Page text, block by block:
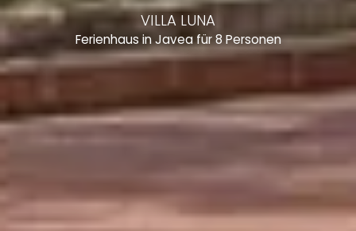
VILLA LUNA
Ferienhaus in Javea für 8 Personen